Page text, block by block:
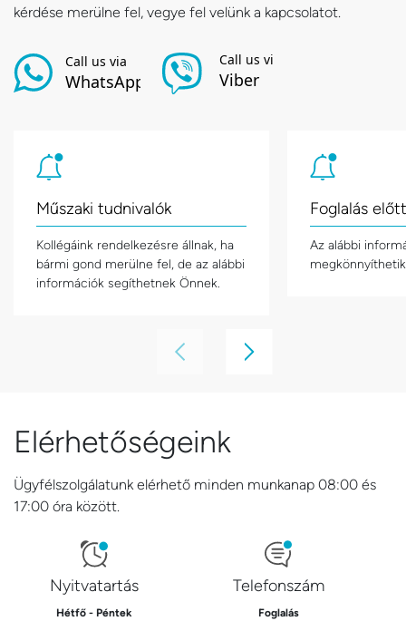
kérdése merülne fel, vegye fel velünk a kapcsolatot.
Műszaki tudnivalók
Kollégáink rendelkezésre állnak, ha
bármi gond merülne fel, de az alábbi
információk segíthetnek Önnek.
Foglalás előtt
Az alábbi
Elérhetőségeink
Ügyfélszolgálatunk elérhető minden munkanap 08:00 és
17:00 óra között.
Nyitvatartás
Hétfő - Péntek
Telefonszám
Foglalás